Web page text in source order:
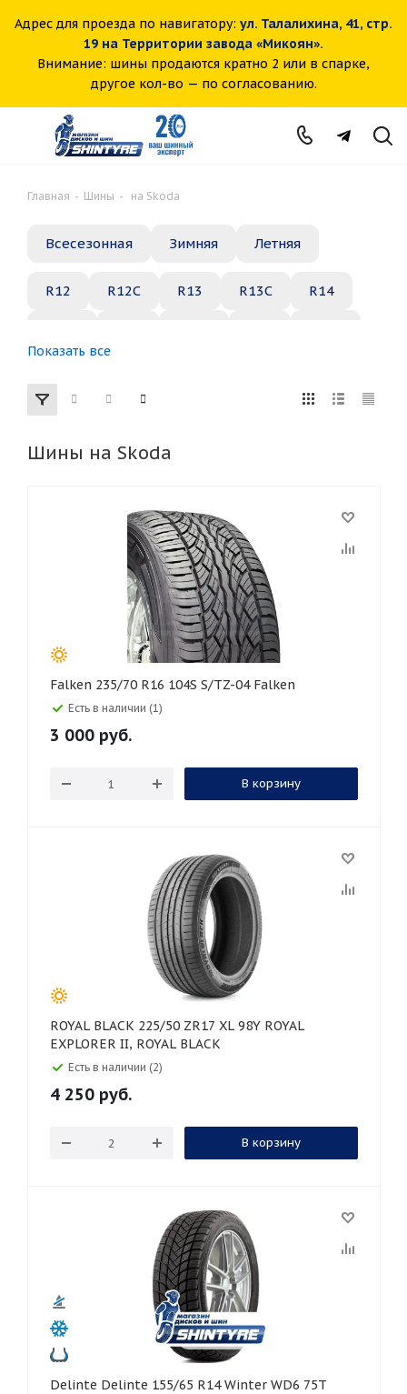
Адрес для проезда по навигатору: ул. Талалихина, 41, стр.
19 на Территории завода «Микоян».
Внимание: шины продаются кратно 2 или в спарке,
другое кол-во — по согласованию.
Главная - Шины - на Skoda
Всесезонная Зимняя Летняя
R12 R12C R13 R13C R14
R22
155 165 185
275 285 295
325
40 45 45
55 65 70 75
Показать все
Шины на Skoda
Falken 235/70 R16 104S S/TZ-04 Falken
Есть в наличии (1)
3 000 руб.
В корзину
ROYAL BLACK 225/50 ZR17 XL 98Y ROYAL
EXPLORER II, ROYAL BLACK
Есть в наличии (2)
4 250 руб.
В корзину
Delinte Delinte 155/65 R14 Winter WD6 75T